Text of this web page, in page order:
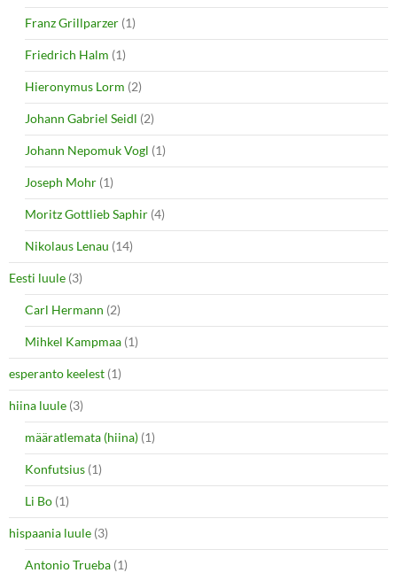
Franz Grillparzer (1)
Friedrich Halm (1)
Hieronymus Lorm (2)
Johann Gabriel Seidl (2)
Johann Nepomuk Vogl (1)
Joseph Mohr (1)
Moritz Gottlieb Saphir (4)
Nikolaus Lenau (14)
Eesti luule (3)
Carl Hermann (2)
Mihkel Kampmaa (1)
esperanto keelest (1)
hiina luule (3)
määratlemata (hiina) (1)
Konfutsius (1)
Li Bo (1)
hispaania luule (3)
Antonio Trueba (1)